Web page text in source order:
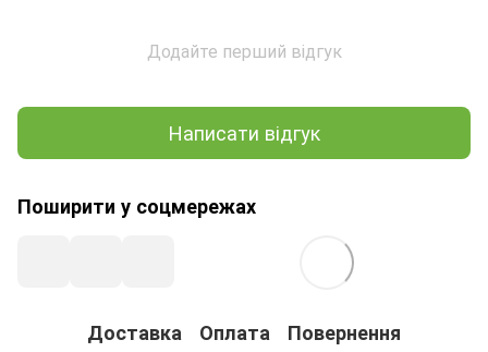
Додайте перший відгук
Написати відгук
Поширити у соцмережах
Доставка Оплата Повернення